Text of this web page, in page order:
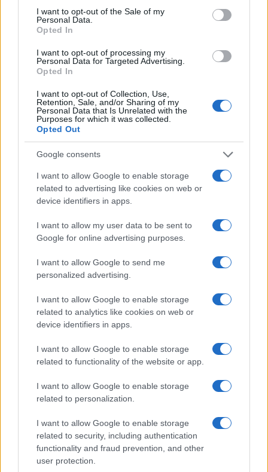
consent section.
I want to opt-out of the Sale of my
Personal Data.
Opted In
I want to opt-out of processing my
Personal Data for Targeted Advertising.
Opted In
I want to opt-out of Collection, Use,
Retention, Sale, and/or Sharing of my
Personal Data that Is Unrelated with the
Purposes for which it was collected.
Opted Out
Google consents
I want to allow Google to enable storage
related to advertising like cookies on web or
device identifiers in apps.
I want to allow my user data to be sent to
Google for online advertising purposes.
I want to allow Google to send me
personalized advertising.
I want to allow Google to enable storage
related to analytics like cookies on web or
device identifiers in apps.
I want to allow Google to enable storage
related to functionality of the website or app.
I want to allow Google to enable storage
related to personalization.
I want to allow Google to enable storage
related to security, including authentication
functionality and fraud prevention, and other
user protection.
Fotó: Tuba Zoltán/kepszerk.hu
szerepelnek a 75 éves Magyar
Állami Népi Együttest bemutató
kiállításon
Mint a forrásvíz – 75 éves a Magyar Állami Népi
Együttescímű időszaki kiállítás péntektől látható a
Hagyományok Házában, ahol ikonikus viseletekkel, archív
felvételekkel és személyes történetekkel is
megismerkedhetnek a látogatók. Czingel Szilvia, a tárlat
kurátora és a Magyar Népi Iparművészeti Múzeum vezetője
elmondta: a kiállítás izgalmas történetekkel és tárgyakkal
mutatja be az együttes háromnegyed évszázadát, három
nagyon fontos személyre: Rábai Miklósra, Timár Sándorra és